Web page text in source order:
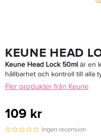
KEUNE HEAD
Keune Head Lock 50ml är en
hållbarhet och kontroll till alla
Fler produkter från Keune
109 kr
Ingen recension